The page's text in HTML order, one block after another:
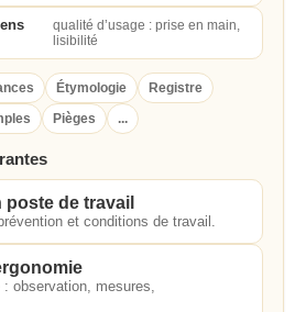
qualité d’usage : prise en main,
lisibilité
Étymologie
Registre
Pièges ...
poste de travail
et conditions de travail.
: observation, mesures,